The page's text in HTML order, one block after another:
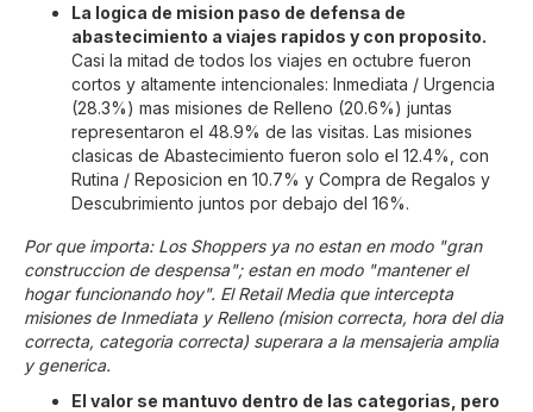
La logica de mision paso de defensa de
abastecimiento a viajes rapidos y con proposito.
Casi la mitad de todos los viajes en octubre fueron
cortos y altamente intencionales: Inmediata / Urgencia
(28.3%) mas misiones de Relleno (20.6%) juntas
representaron el 48.9% de las visitas. Las misiones
clasicas de Abastecimiento fueron solo el 12.4%, con
Rutina / Reposicion en 10.7% y Compra de Regalos y
Descubrimiento juntos por debajo del 16%.
Por que importa: Los Shoppers ya no estan en modo "gran
construccion de despensa"; estan en modo "mantener el
hogar funcionando hoy". El Retail Media que intercepta
misiones de Inmediata y Relleno (mision correcta, hora del dia
correcta, categoria correcta) superara a la mensajeria amplia
y generica.
El valor se mantuvo dentro de las categorias, pero